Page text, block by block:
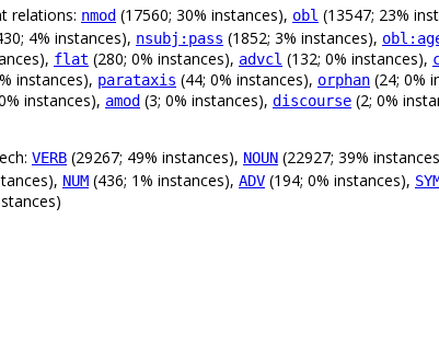
relations: nmod (17560; 30% instances), obl (13547; 23%
4% instances), nsubj:pass (1852; 3% instances),
flat (280; 0% instances), advcl (132; 0% instances),
instances), parataxis (44; 0% instances), orphan (24; 0%
instances), amod (3; 0% instances), discourse (2; 0%
VERB (29267; 49% instances), NOUN (22927; 39%
NUM (436; 1% instances), ADV (194; 0% instances),